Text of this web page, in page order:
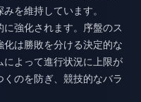
を維持しています。
強化されます。序盤のス
は勝敗を分ける決定的な
よって進行状況に上限が
のを防ぎ、競技的なバラ